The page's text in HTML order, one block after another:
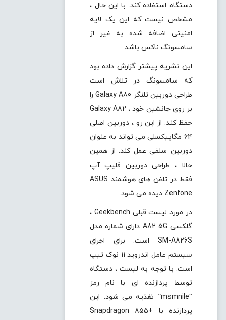
دستگاه استفاده کند. با این حال ،
مشخص نیست که این یک لایه
امنیتی اضافه شده به غیر از
سامسونگ ناکس باشد.
این نشریه پیشتر گزارش داده بود
که سامسونگ در تلاش است
طراحی دوربین تلنگر Galaxy A80 را
بر روی جانشین خود ، Galaxy A82
حفظ کند. از این رو ، دوربین اصلی
64 مگاپیکسلی می تواند به عنوان
دوربین سلفی عمل کند. از همین
حالا ، طراحی دوربین فلیپ آپ
فقط در تلفن های هوشمند ASUS
Zenfone دیده می شود.
در مورد لیست قبلی Geekbench ،
گلکسی A82 5G دارای شماره مدل
SM-A826S است. برای اجرای
سیستم عامل اندروید 11 نوک تیپ
است. با توجه به لیست ، دستگاه
توسط پردازنده ای با نام رمز
“msmnile” تغذیه می شود. این
پردازنده با Snapdragon 855+